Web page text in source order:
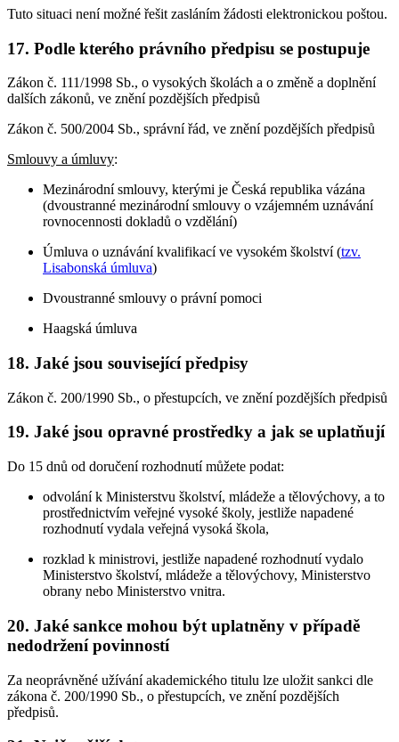
Tuto situaci není možné řešit zasláním žádosti elektronickou poštou.
17. Podle kterého právního předpisu se postupuje
Zákon č. 111/1998 Sb., o vysokých školách a o změně a doplnění
dalších zákonů, ve znění pozdějších předpisů
Zákon č. 500/2004 Sb., správní řád, ve znění pozdějších předpisů
Smlouvy a úmluvy:
Mezinárodní smlouvy, kterými je Česká republika vázána
(dvoustranné mezinárodní smlouvy o vzájemném uznávání
rovnocennosti dokladů o vzdělání)
Úmluva o uznávání kvalifikací ve vysokém školství (tzv.
Lisabonská úmluva)
Dvoustranné smlouvy o právní pomoci
Haagská úmluva
18. Jaké jsou související předpisy
Zákon č. 200/1990 Sb., o přestupcích, ve znění pozdějších předpisů
19. Jaké jsou opravné prostředky a jak se uplatňují
Do 15 dnů od doručení rozhodnutí můžete podat:
odvolání k Ministerstvu školství, mládeže a tělovýchovy, a to
prostřednictvím veřejné vysoké školy, jestliže napadené
rozhodnutí vydala veřejná vysoká škola,
rozklad k ministrovi, jestliže napadené rozhodnutí vydalo
Ministerstvo školství, mládeže a tělovýchovy, Ministerstvo
obrany nebo Ministerstvo vnitra.
20. Jaké sankce mohou být uplatněny v případě
nedodržení povinností
Za neoprávněné užívání akademického titulu lze uložit sankci dle
zákona č. 200/1990 Sb., o přestupcích, ve znění pozdějších
předpisů.